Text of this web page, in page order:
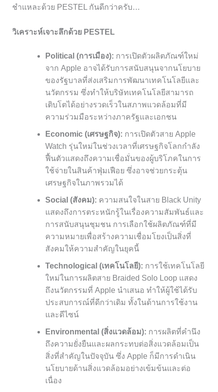
ชำแหละด้วย PESTEL กันดีกว่าครับ…
วิเคราะห์เจาะลึกด้วย PESTEL
Political (การเมือง): การเปิดตัวผลิตภัณฑ์ใหม่
จาก Apple อาจได้รับการสนับสนุนจากนโยบาย
ของรัฐบาลที่ส่งเสริมการพัฒนาเทคโนโลยีและ
นวัตกรรม ซึ่งทำให้บริษัทเทคโนโลยีสามารถ
เติบโตได้อย่างรวดเร็วในสภาพแวดล้อมที่มี
ความร่วมมือระหว่างภาครัฐและเอกชน
Economic (เศรษฐกิจ): การเปิดตัวสาย Apple
Watch รุ่นใหม่ในช่วงเวลาที่เศรษฐกิจโลกกำลัง
ฟื้นตัวแสดงถึงความเชื่อมั่นของผู้บริโภคในการ
ใช้จ่ายในสินค้าฟุ่มเฟือย ซึ่งอาจช่วยกระตุ้น
เศรษฐกิจในภาพรวมได้
Social (สังคม): ความสนใจในสาย Black Unity
แสดงถึงการตระหนักรู้ในเรื่องความสัมพันธ์และ
การสนับสนุนชุมชน การเลือกใช้ผลิตภัณฑ์ที่มี
ความหมายเพื่อสร้างความเชื่อมโยงเป็นสิ่งที่
สังคมให้ความสำคัญในยุคนี้
Technological (เทคโนโลยี): การใช้เทคโนโลยี
ใหม่ในการผลิตสาย Braided Solo Loop แสดง
ถึงนวัตกรรมที่ Apple นำเสนอ ทำให้ผู้ใช้ได้รับ
ประสบการณ์ที่ดีกว่าเดิม ทั้งในด้านการใช้งาน
และดีไซน์
Environmental (สิ่งแวดล้อม): การผลิตที่คำนึง
ถึงความยั่งยืนและผลกระทบต่อสิ่งแวดล้อมเป็น
สิ่งที่สำคัญในปัจจุบัน ซึ่ง Apple ก็มีการดำเนิน
นโยบายด้านสิ่งแวดล้อมอย่างเข้มข้นและต่อ
เนื่อง